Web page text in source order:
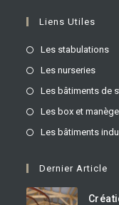
Liens Utiles
Les stabulations
Les nurseries
Les bâtiments de
Les box et
Les bâtiments
Dernier Article